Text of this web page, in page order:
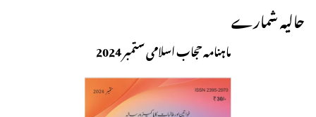
حالیہ شمارے
ماہنامہ حجاب اسلامی ستمبر 2024